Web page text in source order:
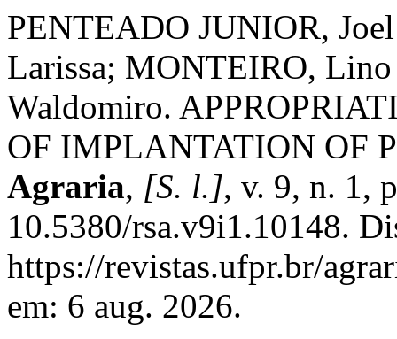
PENTEADO JUNIOR,
Larissa; MONTEIRO,
Waldomiro.
OF IMPLANTATION OF
Agraria, [S. l.], v. 9, n. 1,
10.5380/rsa.v9i1.10148.
https://revistas.ufpr.br/
em: 6 aug. 2026.